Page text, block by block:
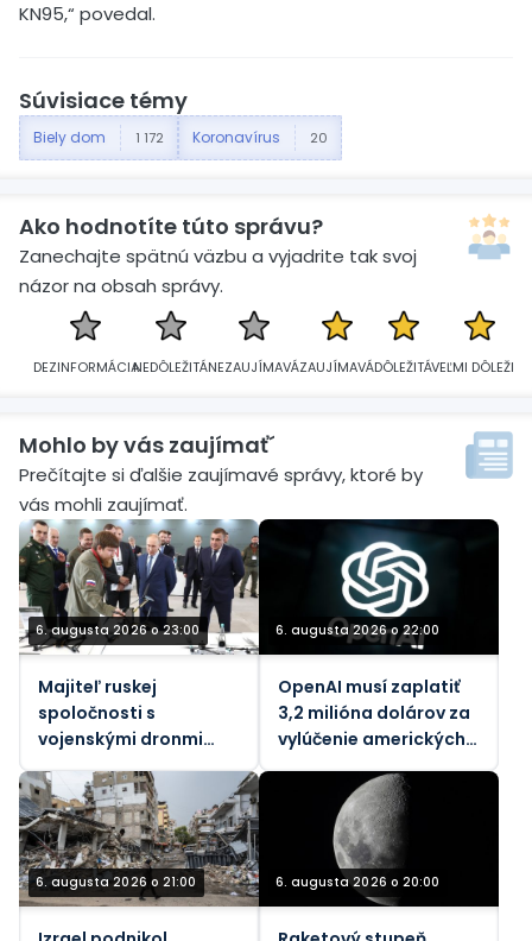
KN95,“ povedal.
Súvisiace témy
Biely dom 1 172 Koronavírus 20
Ako hodnotíte túto správu?
Zanechajte spätnú väzbu a vyjadrite tak svoj
názor na obsah správy.
DEZINFORMÁCIANEDÔLEŽITÁNEZAUJÍMAVÁZAUJÍMAVÁDÔLEŽITÁVEĽMI DÔLEŽITÁ
Mohlo by vás zaujímať´
Prečítajte si ďalšie zaujímavé správy, ktoré by
vás mohli zaujímať.
6. augusta 2026 o 23:00
Majiteľ ruskej
spoločnosti s
vojenskými dronmi
zranený pri výbuchu
bomby v aute
6. augusta 2026 o 22:00
OpenAI musí zaplatiť
3,2 milióna dolárov za
vylúčenie amerických
pracovníkov
6. augusta 2026 o 21:00 6. augusta 2026 o 20:00